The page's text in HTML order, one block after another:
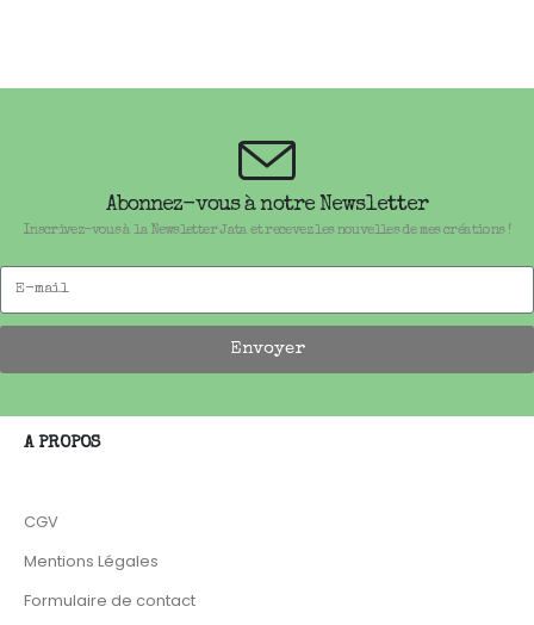
Abonnez-vous à notre Newsletter
Inscrivez-vous à la Newsletter Jata et recevez les nouvelles de mes créations !
Envoyer
A PROPOS
CGV
Mentions Légales
Formulaire de contact